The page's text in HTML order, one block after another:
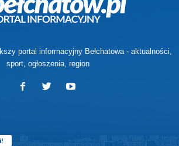
portal informacyjny Bełchatowa - aktualności,
sport, ogłoszenia, region